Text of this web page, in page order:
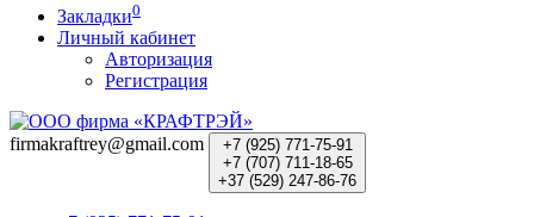
Закладки0
Личный кабинет
Авторизация
Регистрация
firmakraftrey@gmail.com
+7 (925) 771-75-91
+7 (707) 711-18-65
+37 (529) 247-86-76